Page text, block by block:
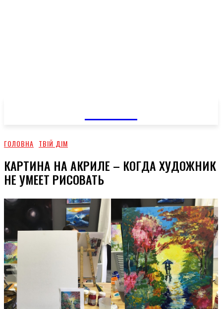
ГОЛОВНА ТВІЙ ДІМ
КАРТИНА НА АКРИЛЕ – КОГДА ХУДОЖНИК
НЕ УМЕЕТ РИСОВАТЬ